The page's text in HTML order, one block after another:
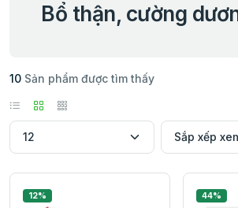
Bổ thận, cường
10 Sản phẩm được tìm thấy
12% 44%